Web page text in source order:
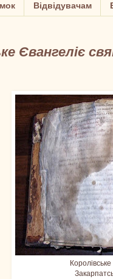
Відвідувачам
Євангеліє